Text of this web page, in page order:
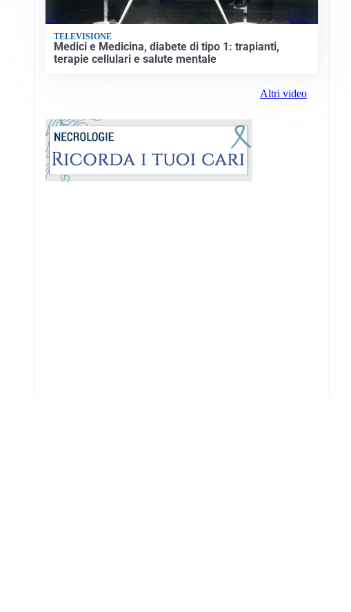
TELEVISIONE
Medici e Medicina, diabete di tipo 1: trapianti,
terapie cellulari e salute mentale
Altri video